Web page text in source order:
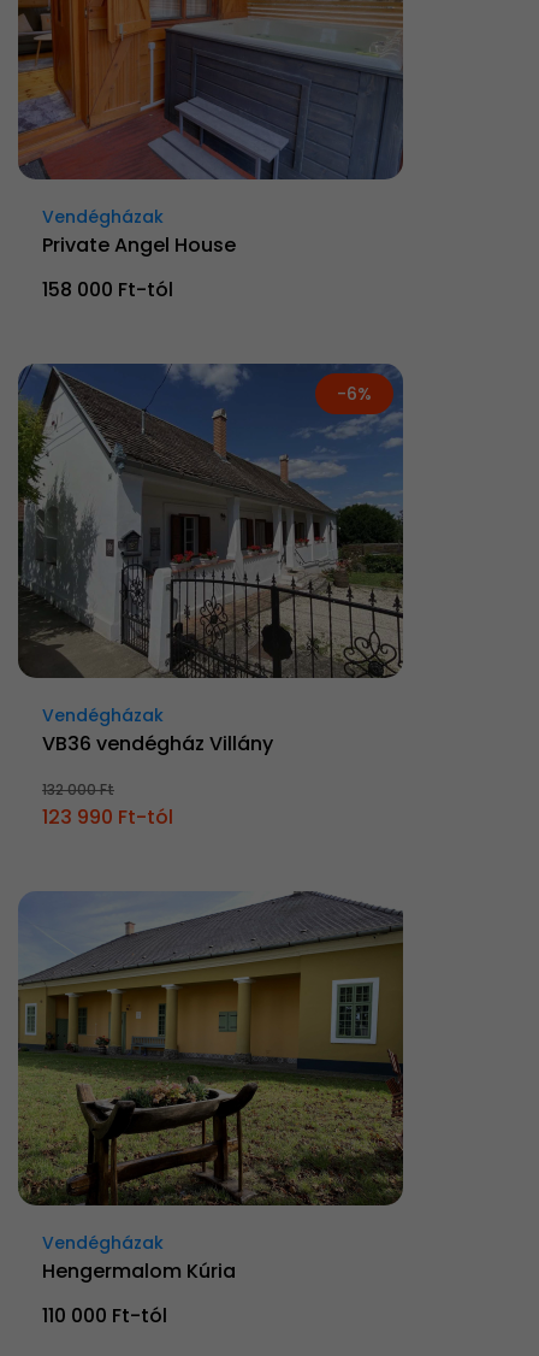
Vendégházak
Private Angel House
158 000 Ft-tól
-6%
Vendégházak
VB36 vendégház Villány
132 000 Ft
123 990 Ft-tól
Vendégházak
Hengermalom Kúria
110 000 Ft-tól